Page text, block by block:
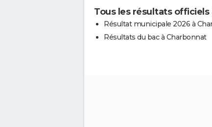
Tous les résultats officiels
Résultat municipale 2026 à
Résultats du bac à Charbonnat